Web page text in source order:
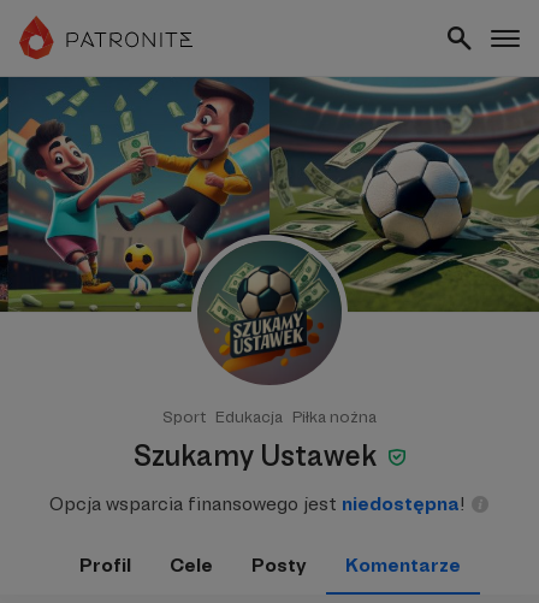
Sport Edukacja Piłka nożna
Szukamy Ustawek
Opcja wsparcia finansowego jest niedostępna!
Profil Cele Posty Komentarze